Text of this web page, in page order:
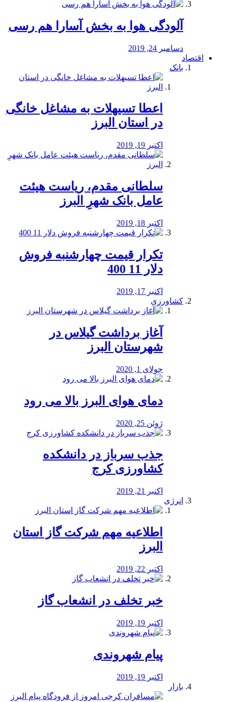
آلودگی هوا به بخش آسارا هم رسی
دسامبر 24, 2019
اقتصاد
بانک
️اعطا تسیهلات به مشاغل خانگی
در استان البرز
اکتبر 19, 2019
سلطانی مقدم، ریاست هیئت
عامل بانک شهرِ البرز
اکتبر 18, 2019
تکرار قیمت چهارشنبه فروش
دلار 11 400
اکتبر 17, 2019
کشاورزی
آغاز برداشت گیلاس در
شهرستان البرز
جولای 1, 2020
دمای هوای البرز بالا می رود
ژوئن 25, 2020
جذب سرباز در دانشکده
کشاورزی کرج
اکتبر 21, 2019
انرژی
️اطلاعیه مهم شرکت گاز استان
البرز
اکتبر 22, 2019
خبر تخلف در انشعاب گاز
اکتبر 19, 2019
پیام شهروندی
اکتبر 19, 2019
بازار